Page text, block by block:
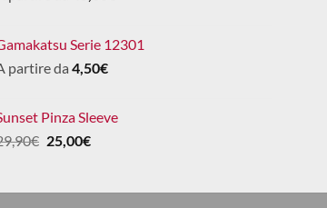
Serie 12301
partire da 4,50€
Pinza Sleeve
€ Il
era:
25,00€Il
è: